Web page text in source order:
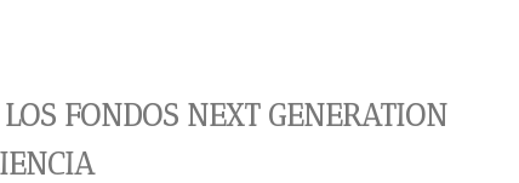
FONDOS NEXT GENERATION